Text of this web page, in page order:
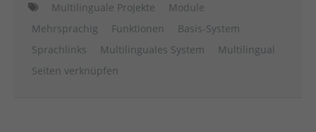
Multilinguale Projekte
Module
Mehrsprachig
Funktionen
Basis-System
Sprachlinks
Multilinguales System
Multilingual
Seiten verknüpfen